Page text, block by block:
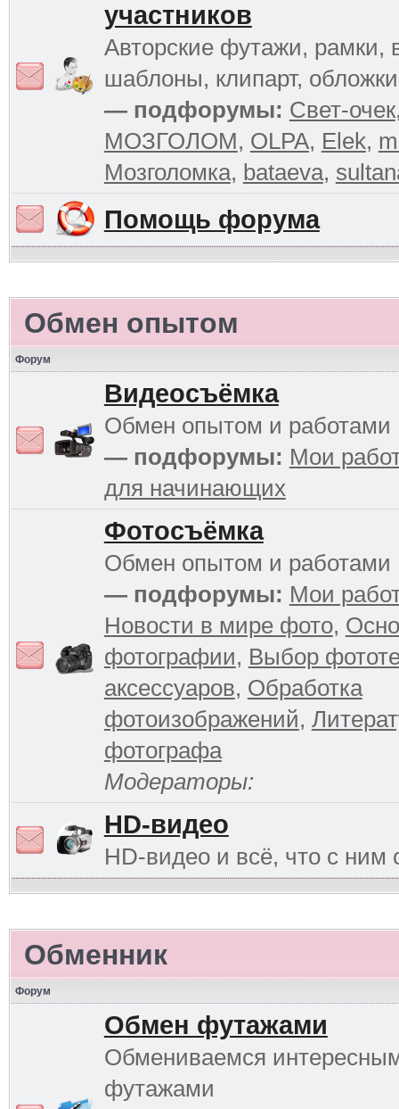
участников
Авторские футажи, рамки,
шаблоны, клипарт,
— подфорумы: Свет-очек
МОЗГОЛОМ, OLPA, Elek,
Мозголомка, bataeva,
Помощь форума
Обмен опытом
Форум
Видеосъёмка
Обмен опытом и работами
— подфорумы: Мои
для начинающих
Фотосъёмка
Обмен опытом и работами
— подфорумы: Мои
Новости в мире фото,
фотографии, Выбор
аксессуаров, Обработка
фотоизображений,
фотографа
Модераторы:
HD-видео
HD-видео и всё, что с ним
Обменник
Форум
Обмен футажами
Обмениваемся
футажами